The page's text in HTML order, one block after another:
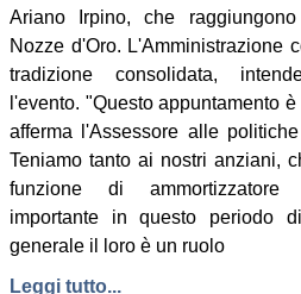
Ariano Irpino, che
Nozze d'Oro. L'Amministrazione
tradizione consolidata,
l'evento. "Questo appuntamento
afferma l'Assessore alle
Teniamo tanto ai nostri anziani,
funzione di ammortizzatore
importante in questo periodo
generale il loro è un ruolo
Leggi tutto...